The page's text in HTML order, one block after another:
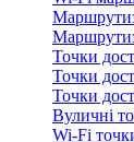
Точки
Точки
Точки
Вуличні
Wi-Fi